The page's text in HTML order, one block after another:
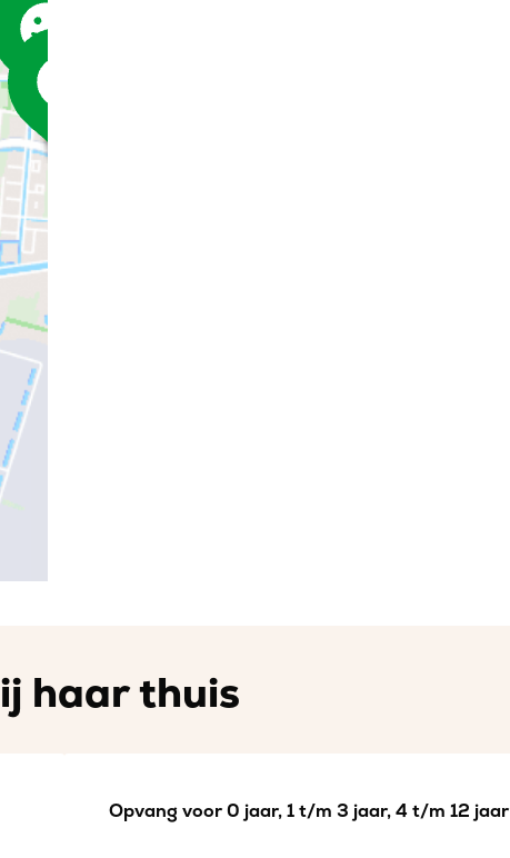
haar thuis
Opvang voor 0 jaar, 1 t/m 3 jaar, 4 t/m 12 jaar